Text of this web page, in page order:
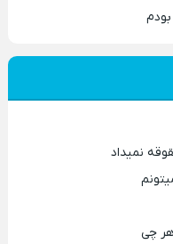
نمیداد
هر چی